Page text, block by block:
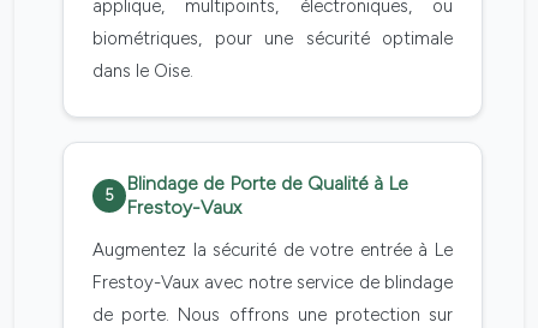
applique, multipoints, électroniques, ou
biométriques, pour une sécurité optimale
dans le Oise.
5
Blindage de Porte de Qualité à Le
Frestoy-Vaux
Augmentez la sécurité de votre entrée à Le
Frestoy-Vaux avec notre service de blindage
de porte. Nous offrons une protection sur